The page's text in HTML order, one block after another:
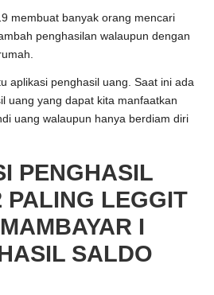
membuat banyak orang mencari
penghasilan walaupun dengan
aplikasi penghasil uang. Saat ini ada
uang yang dapat kita manfaatkan
uang walaupun hanya berdiam diri
PENGHASIL
PALING LEGGIT
I
SALDO